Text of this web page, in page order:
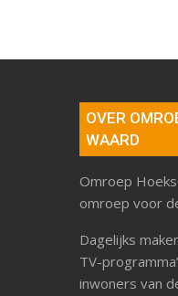
OVER
WAARD
Omroep
omroep voor
Dagelijks
TV-
inwoners van